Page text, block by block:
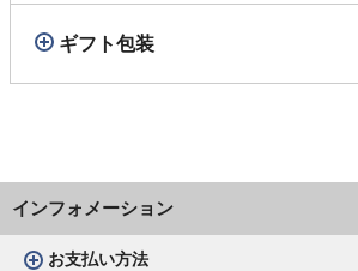
ギフト包装
インフォメーション
お支払い方法